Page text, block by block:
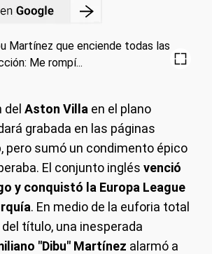
Aston Villa en el plano
grabada en las páginas
pero sumó un condimento épico
El conjunto inglés venció
y conquistó la Europa League
. En medio de la euforia total
título, una inesperada
"Dibu" Martínez alarmó a